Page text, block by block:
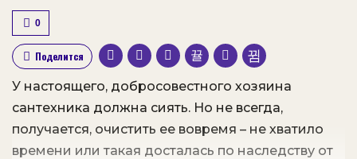
0
Поделится
У настоящего, добросовестного хозяина
сантехника должна сиять. Но не всегда,
получается, очистить ее вовремя – не хватило
времени или такая досталась по наследству от